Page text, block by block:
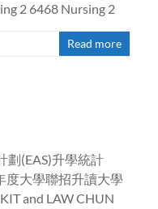
2 6468 Nursing 2
Read more
劃(EAS)升學統計
度大學聯招升讀大學
and LAW CHUN